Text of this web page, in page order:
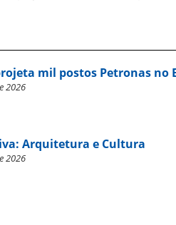
mil postos Petronas no
2026
Arquitetura e Cultura
2026